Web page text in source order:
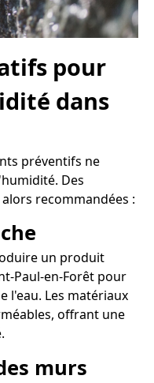
pour
dans
préventifs ne
Des
recommandées :
un produit
Paul-en-Forêt pour
l'eau. Les matériaux
offrant une
murs